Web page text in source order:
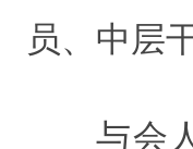
员、中层
与会